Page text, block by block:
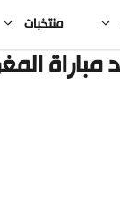
منتخبات
المغرب